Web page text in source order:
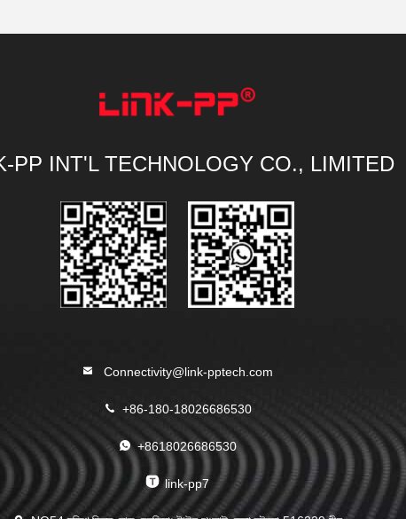
PP INT'L TECHNOLOGY CO., LIMITED
Connectivity@link-pptech.com
+86-180-18026686530
+8618026686530
link-pp7